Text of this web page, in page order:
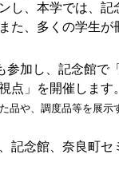
し、本学では、記
た、多くの学生が
参加し、記念館で
点」を開催します。
品等を展示す
記念館、奈良町セ